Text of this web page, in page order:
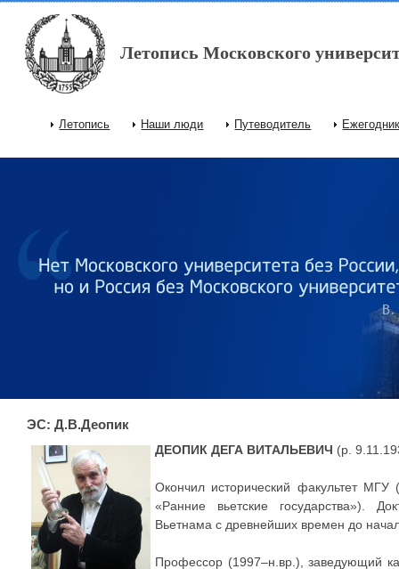
Перейти к основному содержанию
Летопись Московского
Главное меню
Летопись Наши люди Путеводитель
ЭС: Д.В.Деопик
ДЕОПИК ДЕГА ВИТАЛЬЕВИЧ (р.
Окончил исторический факультет МГУ
«Ранние вьетские государства»).
Вьетнама с древнейших времен до
Профессор (1997–н.вр.), заведующий